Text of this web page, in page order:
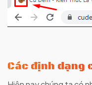
Các định dạng